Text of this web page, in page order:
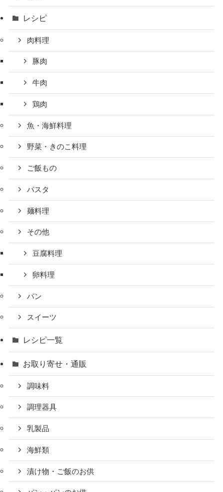
レシピ
肉料理
豚肉
牛肉
鶏肉
魚・海鮮料理
野菜・きのこ料理
ご飯もの
パスタ
麺料理
その他
豆腐料理
卵料理
パン
スイーツ
レシピ一覧
お取り寄せ・通販
調味料
調理器具
乳製品
海鮮類
漬け物・ご飯のお供